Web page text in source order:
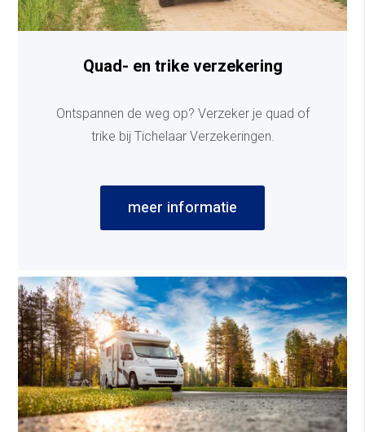
Quad- en trike verzekering
Ontspannen de weg op? Verzeker je quad of
trike bij Tichelaar Verzekeringen.
meer informatie